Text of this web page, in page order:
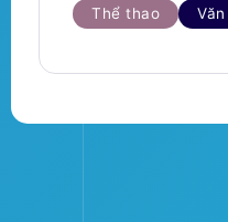
Thể thao